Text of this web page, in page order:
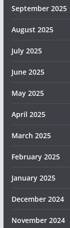
September 2025
August 2025
July 2025
June 2025
May 2025
April 2025
March 2025
February 2025
January 2025
December 2024
November 2024